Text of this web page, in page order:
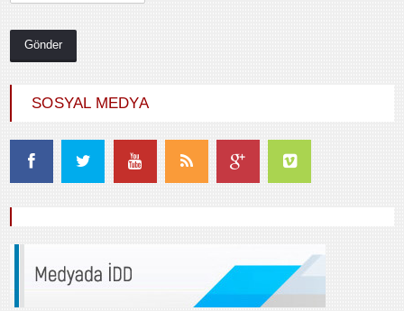
SOSYAL MEDYA